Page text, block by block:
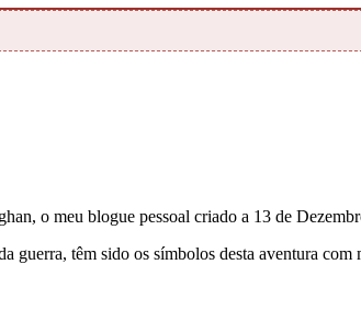
o meu blogue pessoal criado a 13 de
têm sido os símbolos desta aventura com